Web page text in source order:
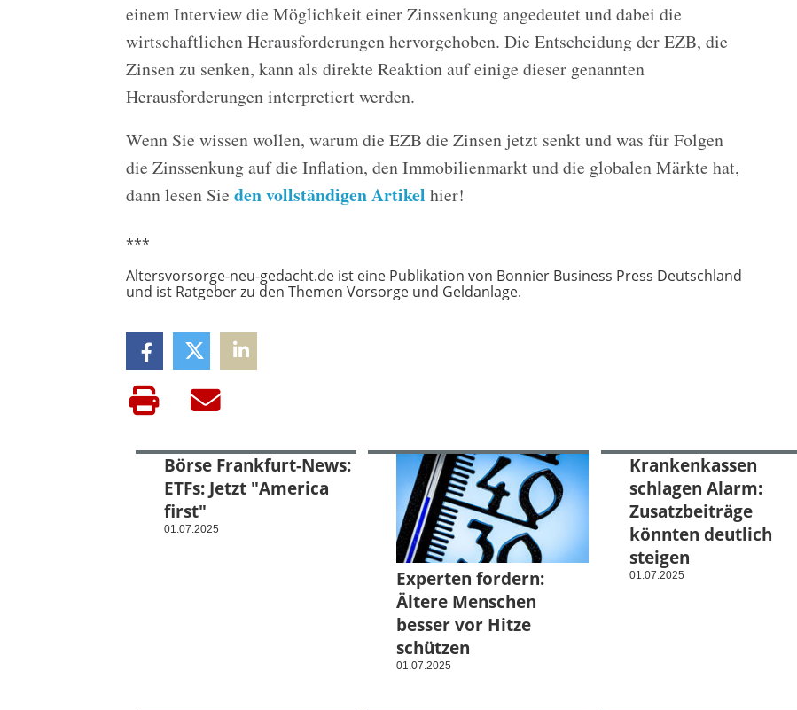
einem Interview die Möglichkeit einer Zinssenkung angedeutet und dabei die
wirtschaftlichen Herausforderungen hervorgehoben. Die Entscheidung der EZB, die
Zinsen zu senken, kann als direkte Reaktion auf einige dieser genannten
Herausforderungen interpretiert werden.
Wenn Sie wissen wollen, warum die EZB die Zinsen jetzt senkt und was für Folgen
die Zinssenkung auf die Inflation, den Immobilienmarkt und die globalen Märkte hat,
dann lesen Sie den vollständigen Artikel hier!
***
Altersvorsorge-neu-gedacht.de ist eine Publikation von Bonnier Business Press Deutschland
und ist Ratgeber zu den Themen Vorsorge und Geldanlage.
Börse Frankfurt-News:
ETFs: Jetzt "America
first"
01.07.2025
Experten fordern:
Ältere Menschen
besser vor Hitze
schützen
01.07.2025
Krankenkassen
schlagen Alarm:
Zusatzbeiträge
könnten deutlich
steigen
01.07.2025